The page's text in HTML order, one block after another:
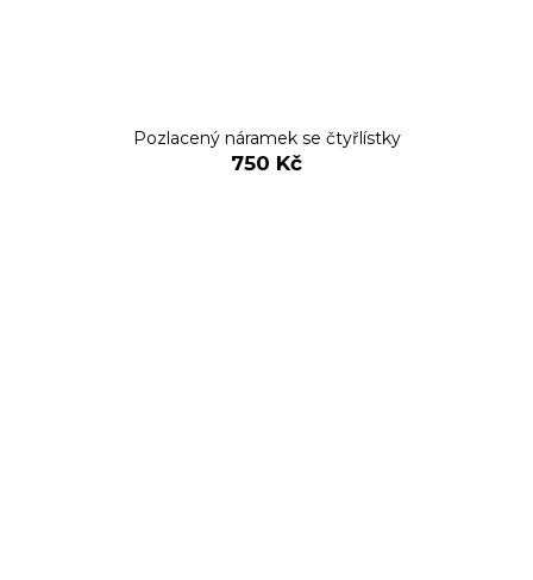
Pozlacený náramek se čtyřlístky
750 Kč